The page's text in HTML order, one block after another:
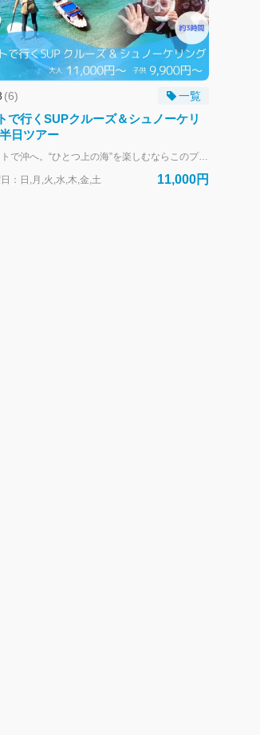
(6) 一覧
で行くSUPクルーズ＆シュノーケリ
日ツアー
＼ボートで沖へ。“ひとつ上の海”を楽しむならこのプラン！／ ボートでベストエリアへアクセスし、 SUPクルーズと2ポイントシュノーケリングを組み合わせたアクティブコース。 ビーチエントリーでは届かない透明度、 水深のあるエリアならではの魚影と開放感を体験できます。 「浅瀬だけでは物足りない」方に向けた中級者向けプランです。 【このプランが選ばれる理由】 ・ボート移動だからこそ行ける高透明度エリア ・SUPで海上をクルーズしながらポイントへアクセス ・コンディションに合わせた2ポイント周遊型 ・少人数制でしっかりサポート ・“泳ぐだけ”で終わらない立体的な海体験 SUPで進み、 沖で泳ぎ、 2つの海を巡る。 半日でも、満足度の高い“濃い海時間”を。 「ただ体験する」ではなく、 海を楽しみ尽くしたい方におすすめです。 【1日コースへのアップグレードも可能】 午前・午後で他アクティビティと組み合わせることで、 奄美の海をより立体的に体験できます。 セット予約でスケジュールもスムーズに。
：日,月,火,水,木,金,土 11,000円